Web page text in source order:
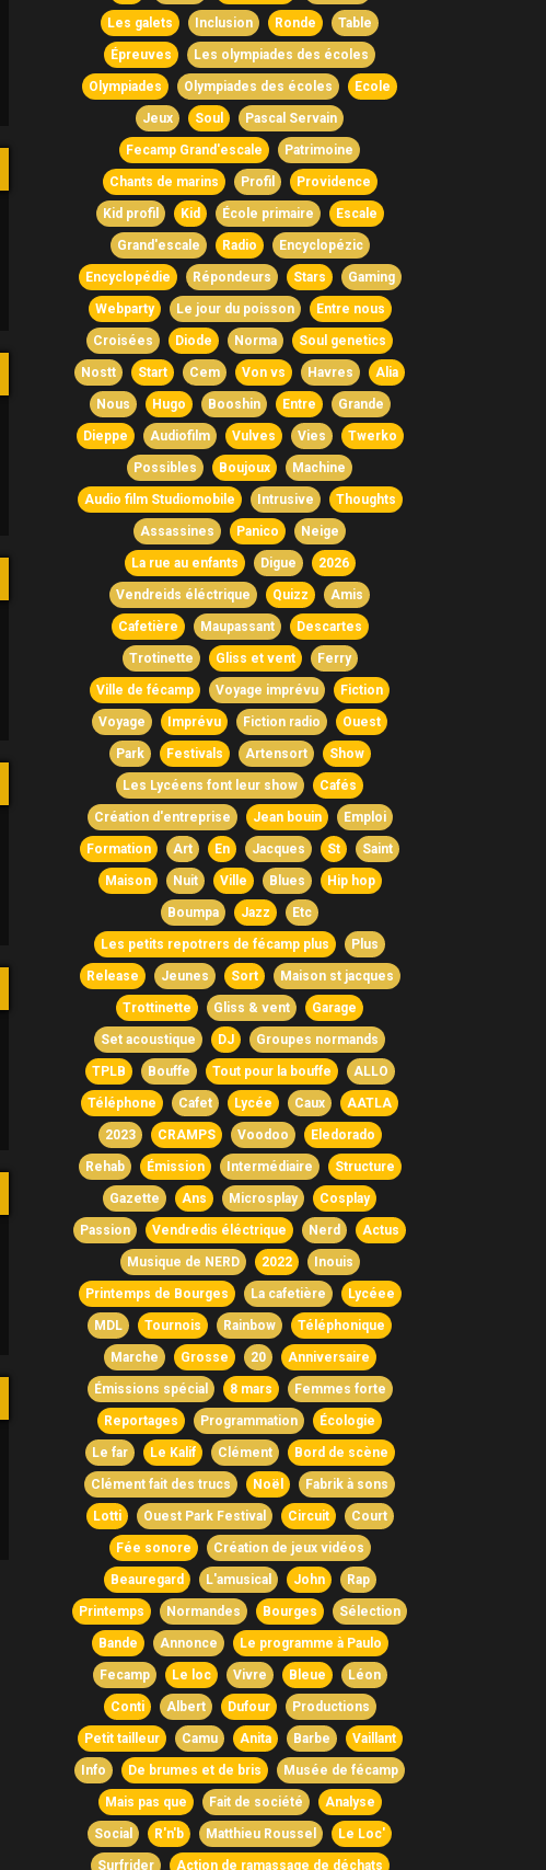
Les galets Inclusion Ronde Table
Épreuves Les olympiades des écoles
Olympiades Olympiades des écoles Ecole
Jeux Soul Pascal Servain
Fecamp Grand'escale Patrimoine
Chants de marins Profil Providence
Kid profil Kid École primaire Escale
Grand'escale Radio Encyclopézic
Encyclopédie Répondeurs Stars Gaming
Webparty Le jour du poisson Entre nous
Croisées Diode Norma Soul genetics
Nostt Start Cem Von vs Havres Alia
Nous Hugo Booshin Entre Grande
Dieppe Audiofilm Vulves Vies Twerko
Possibles Boujoux Machine
Audio film Studiomobile Intrusive Thoughts
Assassines Panico Neige
La rue au enfants Digue 2026
Vendreids éléctrique Quizz Amis
Cafetière Maupassant Descartes
Trotinette Gliss et vent Ferry
Ville de fécamp Voyage imprévu Fiction
Voyage Imprévu Fiction radio Ouest
Park Festivals Artensort Show
Les Lycéens font leur show Cafés
Création d'entreprise Jean bouin Emploi
Formation Art En Jacques St Saint
Maison Nuit Ville Blues Hip hop
Boumpa Jazz Etc
Les petits repotrers de fécamp plus Plus
Release Jeunes Sort Maison st jacques
Trottinette Gliss & vent Garage
Set acoustique DJ Groupes normands
TPLB Bouffe Tout pour la bouffe ALLO
Téléphone Cafet Lycée Caux AATLA
2023 CRAMPS Voodoo Eledorado
Rehab Émission Intermédiaire Structure
Gazette Ans Microsplay Cosplay
Passion Vendredis éléctrique Nerd Actus
Musique de NERD 2022 Inouis
Printemps de Bourges La cafetière Lycéee
MDL Tournois Rainbow Téléphonique
Marche Grosse 20 Anniversaire
Émissions spécial 8 mars Femmes forte
Reportages Programmation Écologie
Le far Le Kalif Clément Bord de scène
Clément fait des trucs Noël Fabrik à sons
Lotti Ouest Park Festival Circuit Court
Fée sonore Création de jeux vidéos
Beauregard L'amusical John Rap
Printemps Normandes Bourges Sélection
Bande Annonce Le programme à Paulo
Fecamp Le loc Vivre Bleue Léon
Conti Albert Dufour Productions
Petit tailleur Camu Anita Barbe Vaillant
Info De brumes et de bris Musée de fécamp
Mais pas que Fait de société Analyse
Social R'n'b Matthieu Roussel Le Loc'
Surfrider Action de ramassage de déchats